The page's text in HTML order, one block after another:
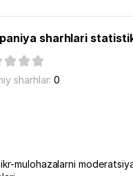
sharhlari
sharhlar: 0
mulohazalarni